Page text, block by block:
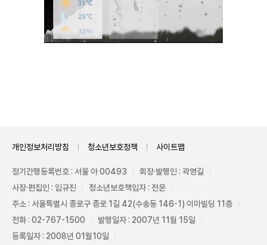
개인정보처리방침 청소년보호정책 사이트맵
정기간행등록번호 : 서울 아 00493
회장·발행인 : 곽영길
사장·편집인 : 임규진
청소년보호책임자 : 전운
주소 : 서울특별시 종로구 종로 1길 42(수송동 146-1) 이마빌딩 11층
전화 : 02-767-1500
발행일자 : 2007년 11월 15일
등록일자 : 2008년 01월10일